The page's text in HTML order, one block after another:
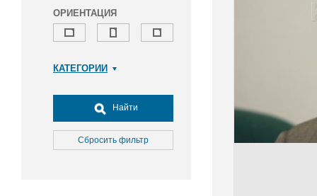
ОРИЕНТАЦИЯ
КАТЕГОРИИ
Досуг, туризм и отдых
Культура
Медицина
Найти
Сбросить фильтр